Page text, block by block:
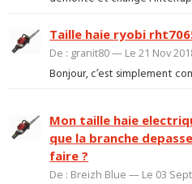
Taille haie ryobi
De : granit80 — Le 21 Nov
Bonjour, c’est simplement
Mon taille haie
que la branche
faire ?
De : Breizh Blue — Le 03